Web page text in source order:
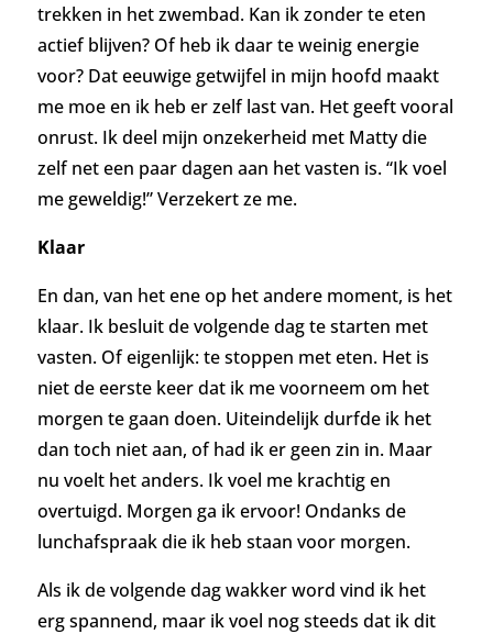
trekken in het zwembad. Kan ik zonder te eten
actief blijven? Of heb ik daar te weinig energie
voor? Dat eeuwige getwijfel in mijn hoofd maakt
me moe en ik heb er zelf last van. Het geeft vooral
onrust. Ik deel mijn onzekerheid met Matty die
zelf net een paar dagen aan het vasten is. “Ik voel
me geweldig!” Verzekert ze me.
Klaar
En dan, van het ene op het andere moment, is het
klaar. Ik besluit de volgende dagte starten met
vasten. Of eigenlijk: te stoppen met eten. Het is
niet de eerste keer dat ik me voorneem om het
morgen te gaan doen. Uiteindelijk durfde ik het
dan toch niet aan, of had ik er geen zin in. Maar
nu voelt het anders. Ik voel me krachtig en
overtuigd. Morgen ga ik ervoor! Ondanks de
lunchafspraak die ik heb staan voor morgen.
Als ik de volgende dag wakker word vind ik het
erg spannend, maar ik voel nog steeds dat ik dit